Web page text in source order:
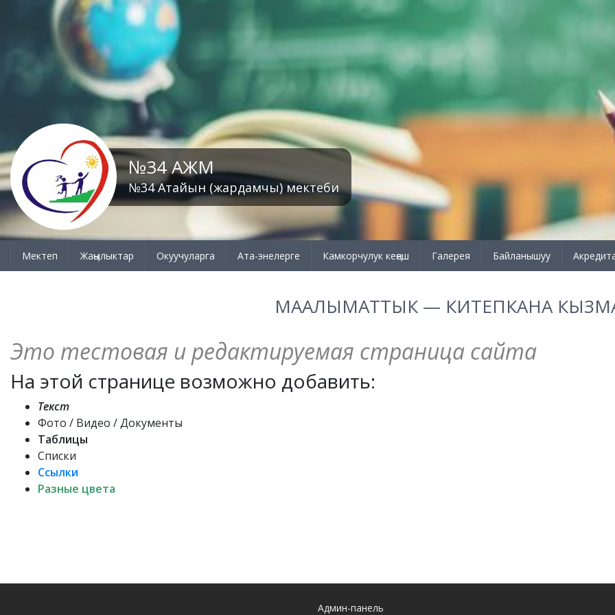
№34 АЖМ
№34 Атайын (жардамчы) мектеби
Мектеп Жаңылыктар Окуучуларга Ата-энелерге Камкорчулук кеңеш Галерея Байланышуу
МААЛЫМАТТЫК — КИТЕПКАНА
Это тестовая и редактируемая страница сайта
На этой странице возможно добавить:
Текст
Фото / Видео / Документы
Таблицы
Списки
Ссылки
Разные цвета
Админ-панель